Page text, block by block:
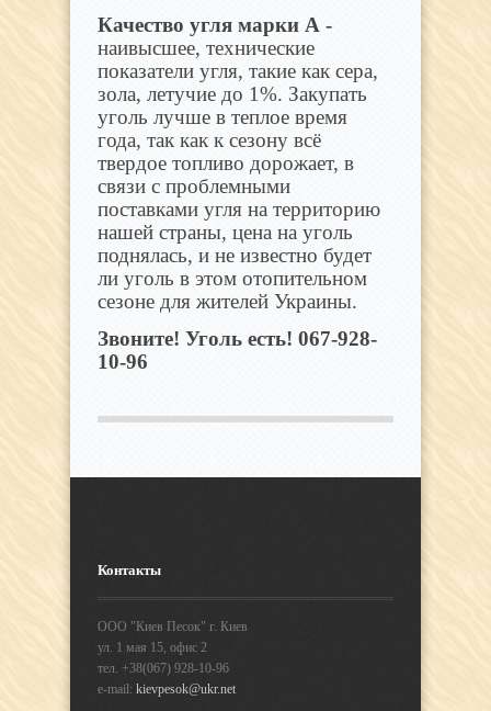
Качество угля марки А -
наивысшее, технические
показатели угля, такие как сера,
зола, летучие до 1%. Закупать
уголь лучше в теплое время
года, так как к сезону всё
твердое топливо дорожает, в
связи с проблемными
поставками угля на территорию
нашей страны, цена на уголь
поднялась, и не известно будет
ли уголь в этом отопительном
сезоне для жителей Украины.
Звоните! Уголь есть! 067-928-
10-96
Контакты
ООО "Киев Песок" г. Киев
ул. 1 мая 15, офис 2
тел. +38(067) 928-10-96
e-mail: kievpesok@ukr.net